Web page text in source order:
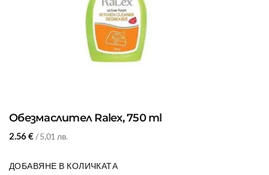
Обезмаслител Ralex, 750 ml
2.56€/ 5,01 лв.
ДОБАВЯНЕ В КОЛИЧКАТА